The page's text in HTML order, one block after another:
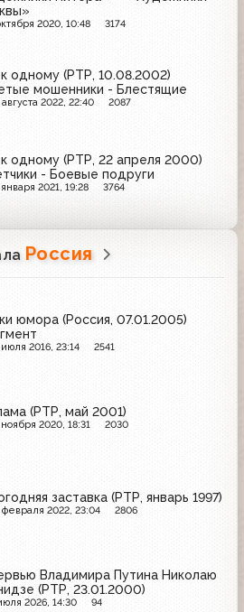
2020, 10:48 3174
одному (РТР, 10.08.2002)
мошенники - Блестящие
2022, 22:40 2087
одному (РТР, 22 апреля 2000)
- Боевые подруги
2021, 19:28 3764
Россия
юмора (Россия, 07.01.2005)
июля 2016, 23:14 2541
(РТР, май 2001)
ноября 2020, 18:31 2030
заставка (РТР, январь 1997)
февраля 2022, 23:04 2806
Владимира Путина Николаю
(РТР, 23.01.2000)
2026, 14:30 94